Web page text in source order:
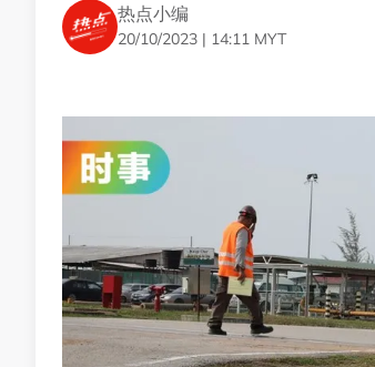
热点小编
20/10/2023 | 14:11 MYT